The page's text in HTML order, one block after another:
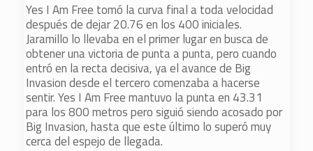
Yes I Am Free tomó la curva final a toda velocidad
después de dejar 20.76 en los 400 iniciales.
Jaramillo lo llevaba en el primer lugar en busca de
obtener una victoria de punta a punta, pero cuando
entró en la recta decisiva, ya el avance de Big
Invasion desde el tercero comenzaba a hacerse
sentir. Yes I Am Free mantuvo la punta en 43.31
para los 800 metros pero siguió siendo acosado por
Big Invasion, hasta que este último lo superó muy
cerca del espejo de llegada.